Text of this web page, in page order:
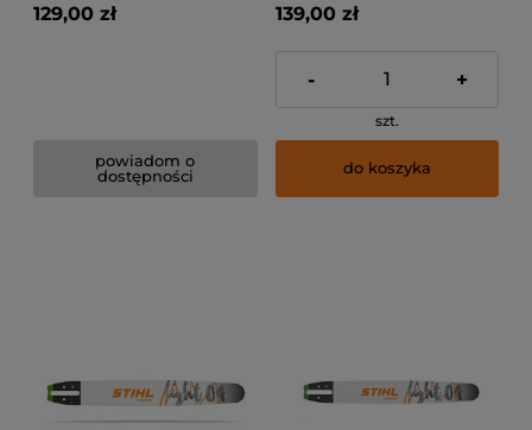
129,00 zł
powiadom o
dostępności
139,00 zł
- +
szt.
do koszyka